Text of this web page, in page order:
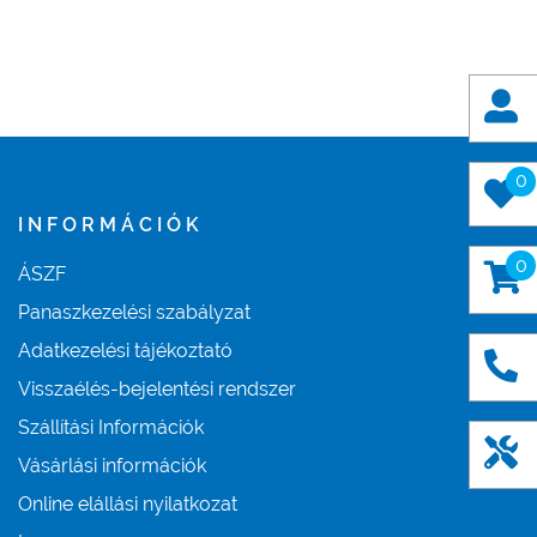
0
0
INFORMÁCIÓK
ÁSZF
Panaszkezelési szabályzat
Adatkezelési tájékoztató
Visszaélés-bejelentési rendszer
Szállítási Információk
Vásárlási információk
Online elállási nyilatkozat